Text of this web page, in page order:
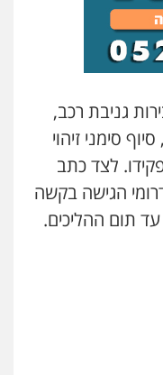
צבא
דין פלילי
סמים מעצרים
גניבת רכב,
סימני זיהוי
לצד כתב
הגישה בקשה
תום ההליכים.